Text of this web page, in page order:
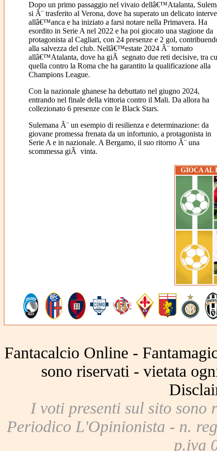
Dopo un primo passaggio nel vivaio dellâ€™Atalanta,
si Ã¨ trasferito al Verona, dove ha superato un delicato
allâ€™anca e ha iniziato a farsi notare nella Primavera. Ha
esordito in Serie A nel 2022 e ha poi giocato una stagione da
protagonista al Cagliari, con 24 presenze e 2 gol,
alla salvezza del club. Nellâ€™estate 2024 Ã¨ tornato
allâ€™Atalanta, dove ha giÃ segnato due reti decisive, tra
quella contro la Roma che ha garantito la qualificazione alla
Champions League.
Con la nazionale ghanese ha debuttato nel giugno 2024,
entrando nel finale della vittoria contro il Mali. Da allora ha
collezionato 6 presenze con le Black Stars.
Sulemana Ã¨ un esempio di resilienza e determinazione: da
giovane promessa frenata da un infortunio, a protagonista in
Serie A e in nazionale. A Bergamo, il suo ritorno Ã¨ una
scommessa giÃ vinta.
GIOCA AL
Fantacalcio Online -
sono riservati - vietata
I voti presenti sul sito sono
Periodico L'Opinionista - n.
p.iva